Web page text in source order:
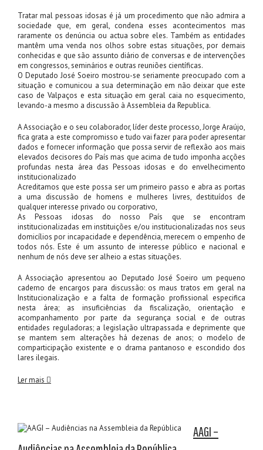
Tratar mal pessoas idosas é já um procedimento que não admira a
sociedade que, em geral, condena esses acontecimentos mas
raramente os denúncia ou actua sobre eles. Também as entidades
mantêm uma venda nos olhos sobre estas situações, por demais
conhecidas e que são assunto diário de conversas e de intervenções
em congressos, seminários e outras reuniões científicas.
O Deputado José Soeiro mostrou-se seriamente preocupado com a
situação e comunicou a sua determinação em não deixar que este
caso de Valpaços e esta situação em geral caia no esquecimento,
levando-a mesmo a discussão à Assembleia da Republica.
A Associação e o seu colaborador, líder deste processo, Jorge Araújo,
fica grata a este compromisso e tudo vai fazer para poder apresentar
dados e fornecer informação que possa servir de reflexão aos mais
elevados decisores do País mas que acima de tudo imponha acções
profundas nesta área das Pessoas idosas e do envelhecimento
institucionalizado
Acreditamos que este possa ser um primeiro passo e abra as portas
a uma discussão de homens e mulheres livres, destituídos de
qualquer interesse privado ou corporativo,
As Pessoas idosas do nosso País que se encontram
institucionalizadas em instituições e/ou institucionalizadas nos seus
domicílios por incapacidade e dependência, merecem o empenho de
todos nós. Este é um assunto de interesse público e nacional e
nenhum de nós deve ser alheio a estas situações.
A Associação apresentou ao Deputado José Soeiro um pequeno
caderno de encargos para discussão: os maus tratos em geral na
Institucionalização e a falta de formação profissional especifica
nesta área; as insuficiências da fiscalização, orientação e
acompanhamento por parte da segurança social e de outras
entidades reguladoras; a legislação ultrapassada e deprimente que
se mantem sem alterações há dezenas de anos; o modelo de
comparticipação existente e o drama pantanoso e escondido dos
lares ilegais.
Ler mais
AAGI –